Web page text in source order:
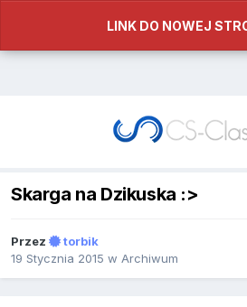
LINK DO NOWEJ
Skarga na Dzikuska :>
Przez
torbik
19 Stycznia 2015 w Archiwum